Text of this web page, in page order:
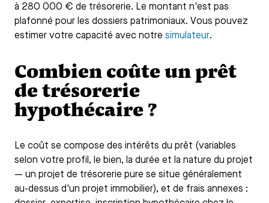
à 280 000 € de trésorerie. Le montant n'est pas
plafonné pour les dossiers patrimoniaux. Vous pouvez
estimer votre capacité avec notre simulateur.
Combien coûte un prêt
de trésorerie
hypothécaire ?
Le coût se compose des intérêts du prêt (variables
selon votre profil, le bien, la durée et la nature du projet
— un projet de trésorerie pure se situe généralement
au-dessus d'un projet immobilier), et de frais annexes :